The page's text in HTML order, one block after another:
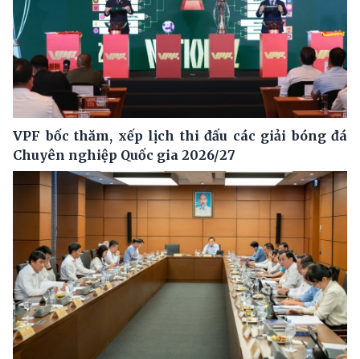
VPF bốc thăm, xếp lịch thi đấu các giải bóng đá
Chuyên nghiệp Quốc gia 2026/27